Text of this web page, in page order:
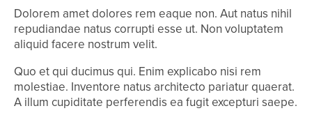
Dolorem amet dolores rem eaque non. Aut natus nihil
repudiandae natus corrupti esse ut. Non voluptatem
aliquid facere nostrum velit.
Quo et qui ducimus qui. Enim explicabo nisi rem
molestiae. Inventore natus architecto pariatur quaerat.
A illum cupiditate perferendis ea fugit excepturi saepe.